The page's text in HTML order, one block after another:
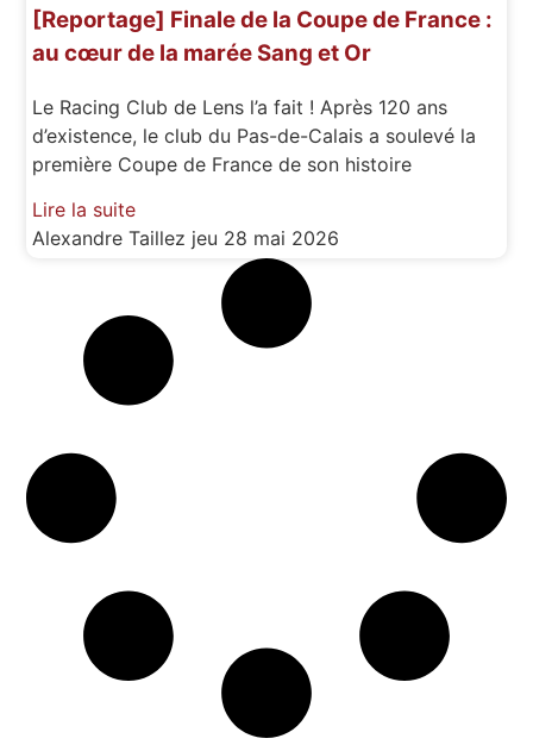
[Reportage] Finale de la Coupe de France :
au cœur de la marée Sang et Or
Le Racing Club de Lens l’a fait ! Après 120 ans
d’existence, le club du Pas-de-Calais a soulevé la
première Coupe de France de son histoire
Lire la suite
Alexandre Taillez jeu 28 mai 2026